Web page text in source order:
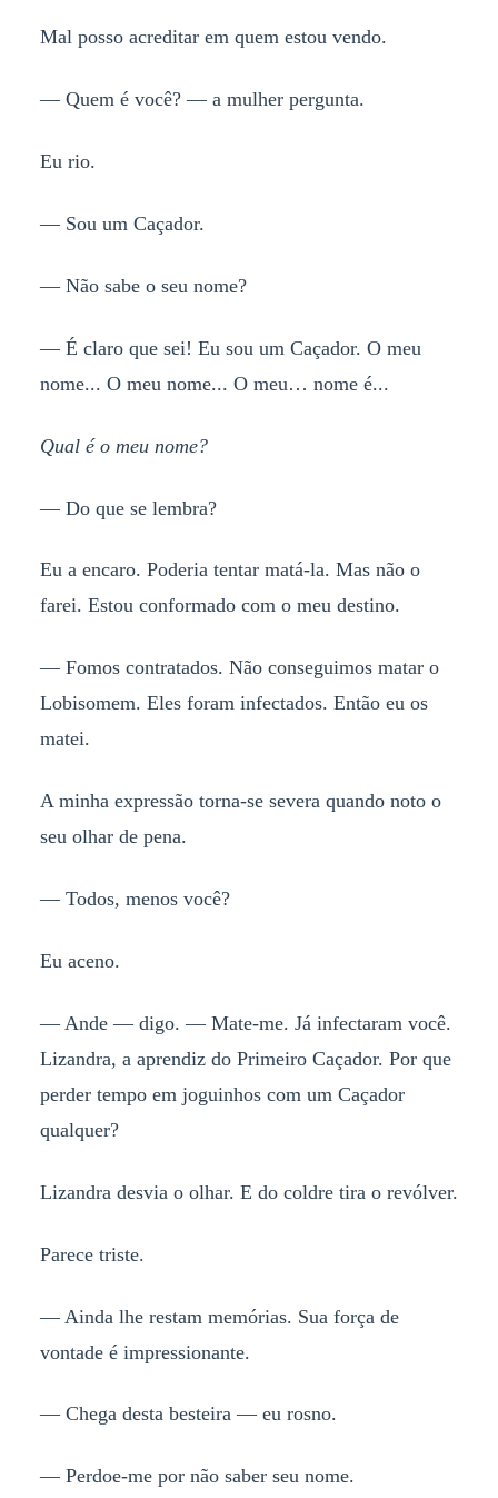
Mal posso acreditar em quem estou vendo.
— Quem é você? — a mulher pergunta.
Eu rio.
— Sou um Caçador.
— Não sabe o seu nome?
— É claro que sei! Eu sou um Caçador. O meu
nome... O meu nome... O meu… nome é...
Qual é o meu nome?
— Do que se lembra?
Eu a encaro. Poderia tentar matá-la. Mas não o
farei. Estou conformado com o meu destino.
— Fomos contratados. Não conseguimos matar o
Lobisomem. Eles foram infectados. Então eu os
matei.
A minha expressão torna-se severa quando noto o
seu olhar de pena.
— Todos, menos você?
Eu aceno.
— Ande — digo. — Mate-me. Já infectaram você.
Lizandra, a aprendiz do Primeiro Caçador. Por que
perder tempo em joguinhos com um Caçador
qualquer?
Lizandra desvia o olhar. E do coldre tira o revólver.
Parece triste.
— Ainda lhe restam memórias. Sua força de
vontade é impressionante.
— Chega desta besteira — eu rosno.
— Perdoe-me por não saber seu nome.